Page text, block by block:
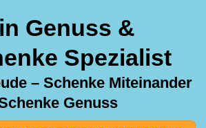
Genuss &
Spezialist
– Schenke Miteinander
Genuss